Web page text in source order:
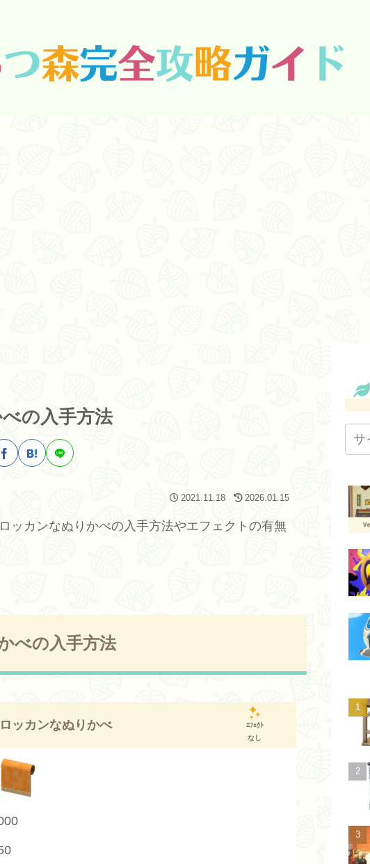
の入手方法
2021.11.18 2026.01.15
ッカンなぬりかべの入手方法やエフェクトの有無
べの入手方法
ッカンなぬりかべ
ｴﾌｪｸﾄ
なし